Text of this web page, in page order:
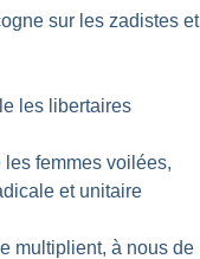
sur les zadistes et
les libertaires
femmes voilées,
et unitaire
multiplient, à nous de